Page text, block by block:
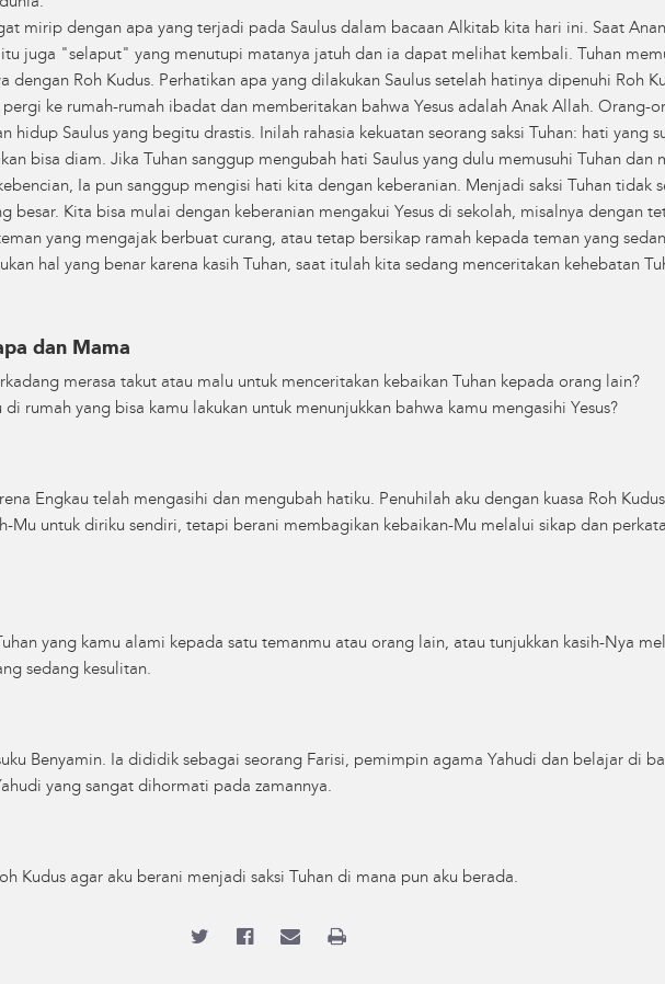
mirip dengan apa yang terjadi pada Saulus dalam bacaan Alkitab kita hari ini. Saat
itu juga "selaput" yang menutupi matanya jatuh dan ia dapat melihat kembali. Tuhan
dengan Roh Kudus. Perhatikan apa yang dilakukan Saulus setelah hatinya dipenuhi Roh
ke rumah-rumah ibadat dan memberitakan bahwa Yesus adalah Anak Allah. Orang-
hidup Saulus yang begitu drastis. Inilah rahasia kekuatan seorang saksi Tuhan: hati yang
bisa diam. Jika Tuhan sanggup mengubah hati Saulus yang dulu memusuhi Tuhan dan
Ia pun sanggup mengisi hati kita dengan keberanian. Menjadi saksi Tuhan tidak
besar. Kita bisa mulai dengan keberanian mengakui Yesus di sekolah, misalnya dengan
yang mengajak berbuat curang, atau tetap bersikap ramah kepada teman yang
hal yang benar karena kasih Tuhan, saat itulah kita sedang menceritakan kehebatan
dan Mama
merasa takut atau malu untuk menceritakan kebaikan Tuhan kepada orang lain?
rumah yang bisa kamu lakukan untuk menunjukkan bahwa kamu mengasihi Yesus?
Engkau telah mengasihi dan mengubah hatiku. Penuhilah aku dengan kuasa Roh
Mu untuk diriku sendiri, tetapi berani membagikan kebaikan-Mu melalui sikap dan
yang kamu alami kepada satu temanmu atau orang lain, atau tunjukkan kasih-Nya
sedang kesulitan.
Benyamin. Ia dididik sebagai seorang Farisi, pemimpin agama Yahudi dan belajar di
yang sangat dihormati pada zamannya.
Kudus agar aku berani menjadi saksi Tuhan di mana pun aku berada.